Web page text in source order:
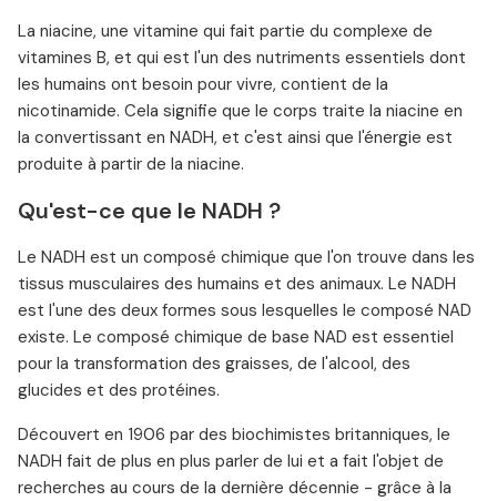
La niacine, une vitamine qui fait partie du complexe de
vitamines B, et qui est l'un des nutriments essentiels dont
les humains ont besoin pour vivre, contient de la
nicotinamide. Cela signifie que le corps traite la niacine en
la convertissant en NADH, et c'est ainsi que l'énergie est
produite à partir de la niacine.
Qu'est-ce que le NADH ?
Le NADH est un composé chimique que l'on trouve dans les
tissus musculaires des humains et des animaux. Le NADH
est l'une des deux formes sous lesquelles le composé NAD
existe. Le composé chimique de base NAD est essentiel
pour la transformation des graisses, de l'alcool, des
glucides et des protéines.
Découvert en 1906 par des biochimistes britanniques, le
NADH fait de plus en plus parler de lui et a fait l'objet de
recherches au cours de la dernière décennie - grâce à la